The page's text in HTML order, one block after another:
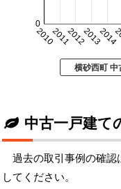
20102011201220132014
0
横砂西町 中
中古一戸建て
過去の取引事例の確認
してください。